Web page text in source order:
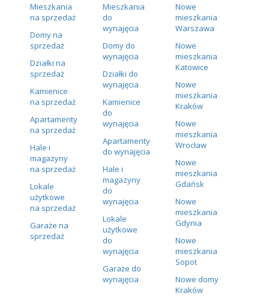
Mieszkania
na sprzedaż
Domy na
sprzedaż
Działki na
sprzedaż
Kamienice
na sprzedaż
Apartamenty
na sprzedaż
Hale i
magazyny
na sprzedaż
Lokale
użytkowe
na sprzedaż
Garaże na
sprzedaż
Mieszkania
do
wynajęcia
Domy do
wynajęcia
Działki do
wynajęcia
Kamienice
do
wynajęcia
Apartamenty
do wynajęcia
Hale i
magazyny
do
wynajęcia
Lokale
użytkowe
do
wynajęcia
Garaże do
wynajęcia
Nowe
mieszkania
Warszawa
Nowe
mieszkania
Katowice
Nowe
mieszkania
Kraków
Nowe
mieszkania
Wrocław
Nowe
mieszkania
Gdańsk
Nowe
mieszkania
Gdynia
Nowe
mieszkania
Sopot
Nowe domy
Kraków